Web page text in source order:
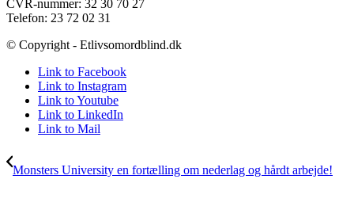
CVR-nummer: 32 30 70 27
Telefon: 23 72 02 31
© Copyright - Etlivsomordblind.dk
Link to Facebook
Link to Instagram
Link to Youtube
Link to LinkedIn
Link to Mail
Monsters University en fortælling om nederlag og hårdt arbejde!